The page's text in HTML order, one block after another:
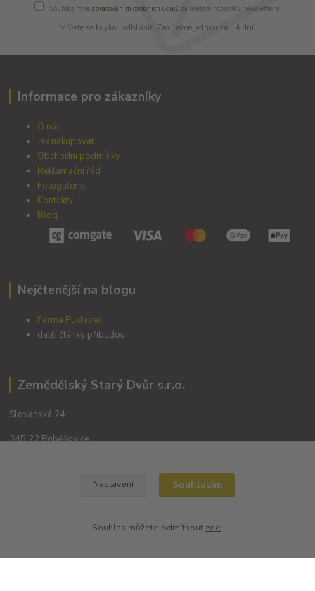
Souhlasím se zpracováním osobních údajůza účelem rozesílky newsletteru.
Můžete se kdykoli odhlásit. Zasíláme jednou za 14 dní.
Informace pro zákazníky
O nás
Jak nakupovat
Obchodní podmínky
Reklamační řád
Fotogalerie
Kontakty
Blog
Nejčtenější na blogu
Farma Puklavec
další články přibudou
Zemědělský Starý Dvůr s.r.o.
Slovanská 24
345 22 Poběžovice
Nastavení Souhlasím
Souhlas můžete odmítnout zde.